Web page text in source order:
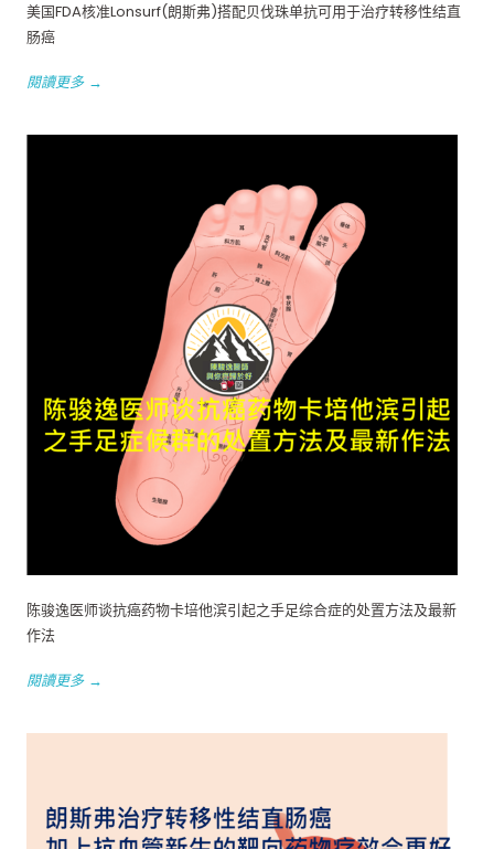
美国FDA核准Lonsurf(朗斯弗)搭配贝伐珠单抗可用于治疗转移性结直
肠癌
閱讀更多 →
陈骏逸医师谈抗癌药物卡培他滨引起之手足综合症的处置方法及最新
作法
閱讀更多 →